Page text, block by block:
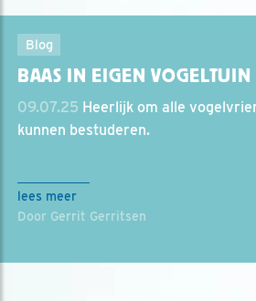
Blog
BAAS IN EIGEN VOGELTUIN
09.07.25 Heerlijk om alle
kunnen bestuderen.
lees meer
Door Gerrit Gerritsen